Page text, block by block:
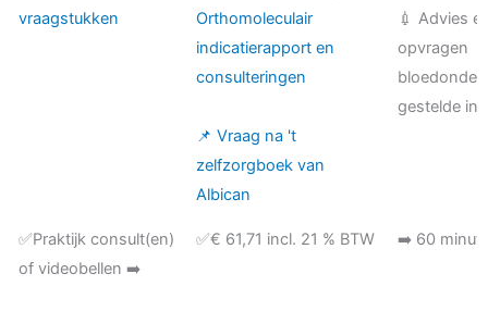
vraagstukken
Orthomoleculair
indicatierapport en
consulteringen
📌 Vraag na 't
zelfzorgboek van
Albican
💉 Advies
opvragen
gestelde
✅Praktijk consult(en)
of videobellen ➡️
✅€ 61,71 incl. 21 % BTW ➡️ 60